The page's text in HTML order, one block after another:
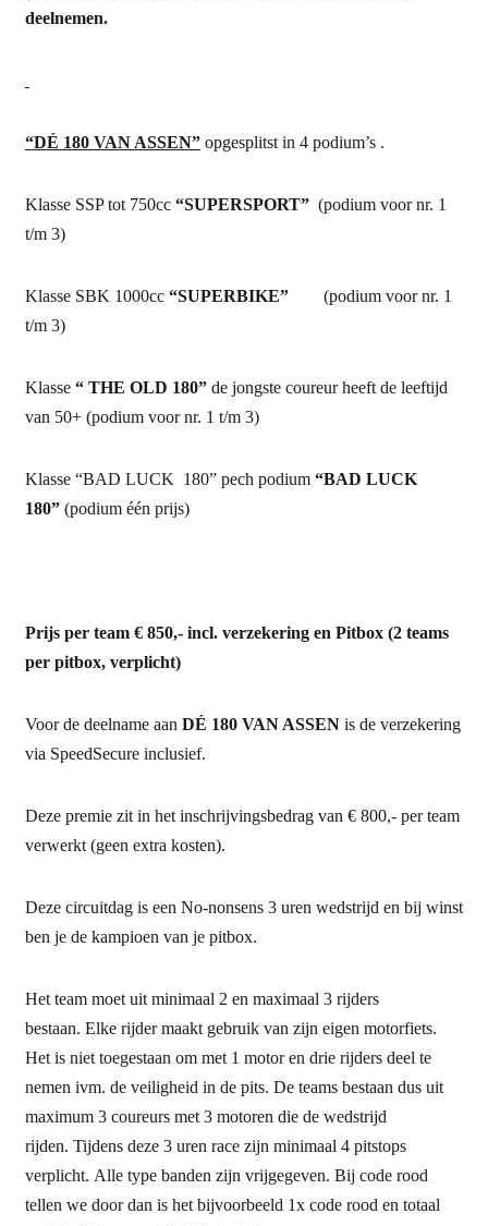
deelnemen.
“DÉ 180 VAN ASSEN” opgesplitst in 4 podium’s .
Klasse SSP tot 750cc “SUPERSPORT” (podium voor nr. 1
t/m 3)
Klasse SBK 1000cc “SUPERBIKE” (podium voor nr. 1
t/m 3)
Klasse “ THE OLD 180” de jongste coureur heeft de leeftijd
van 50+ (podium voor nr. 1 t/m 3)
Klasse “BAD LUCK 180” pech podium “BAD LUCK
180” (podium één prijs)
Prijs per team € 850,- incl. verzekering en Pitbox (2 teams
per pitbox, verplicht)
Voor de deelname aan DÉ 180 VAN ASSEN is de verzekering
via SpeedSecure inclusief.
Deze premie zit in het inschrijvingsbedrag van € 800,- per team
verwerkt (geen extra kosten).
Deze circuitdag is een No-nonsens 3 uren wedstrijd en bij winst
ben je de kampioen van je pitbox.
Het team moet uit minimaal 2 en maximaal 3 rijders
bestaan. Elke rijder maakt gebruik van zijn eigen motorfiets.
Het is niet toegestaan om met 1 motor en drie rijders deel te
nemen ivm. de veiligheid in de pits. De teams bestaan dus uit
maximum 3 coureurs met 3 motoren die de wedstrijd
rijden. Tijdens deze 3 uren race zijn minimaal 4 pitstops
verplicht. Alle type banden zijn vrijgegeven. Bij code rood
tellen we door dan is het bijvoorbeeld 1x code rood en totaal